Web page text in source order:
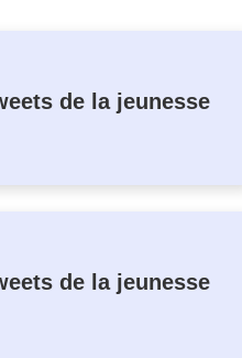
de la jeunesse
de la jeunesse